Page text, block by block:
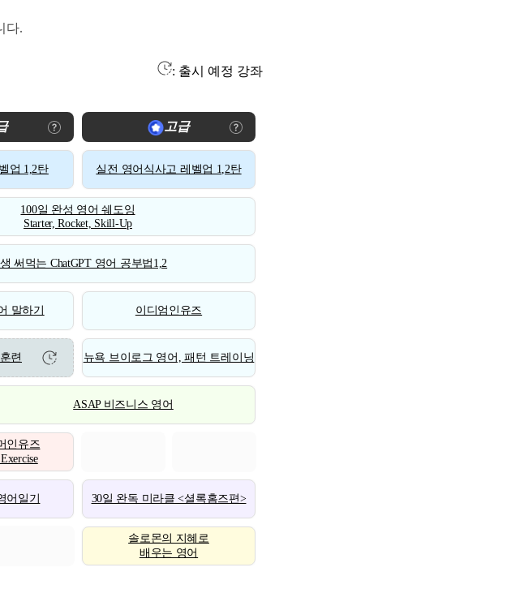
다.
: 출시 예정 강좌
고급
업 1,2탄 실전 영어식사고 레벨업 1,2탄
100일 완성 영어 쉐도잉
Starter, Rocket, Skill-Up
써먹는 ChatGPT 영어 공부법1,2
말하기 이디엄인유즈
련 뉴욕 브이로그 영어, 패턴 트레이닝
ASAP 비즈니스 영어
인유즈
어일기 30일 완독 미라클 <셜록홈즈편>
솔로몬의 지혜로
배우는 영어